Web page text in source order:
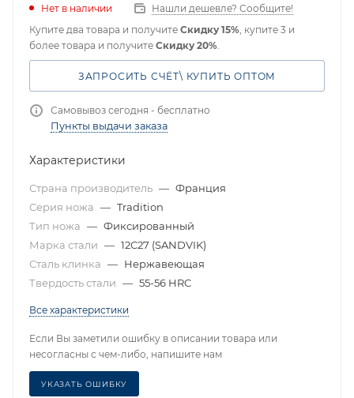
Нет в наличии
Нашли дешевле? Сообщите!
Купите два товара и получите Скидку 15%, купите 3 и
более товара и получите Скидку 20%.
ЗАПРОСИТЬ СЧЁТ\ КУПИТЬ ОПТОМ
Самовывоз сегодня - бесплатно
Пункты выдачи заказа
Характеристики
Страна производитель — Франция
Серия ножа — Tradition
Тип ножа — Фиксированный
Марка стали — 12C27 (SANDVIK)
Сталь клинка — Нержавеющая
Твердость стали — 55-56 HRC
Все характеристики
Если Вы заметили ошибку в описании товара или
несогласны с чем-либо, напишите нам
УКАЗАТЬ ОШИБКУ